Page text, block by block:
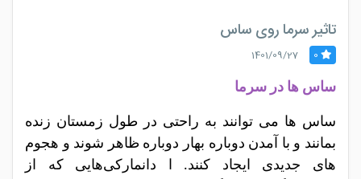
تاثیر سرما روی ساس
0
1401/09/27
ساس ها در سرما
ساس ها می توانند به راحتی در طول زمستان زنده
بمانند و با آمدن دوباره بهار دوباره ظاهر شوند و هجوم
های جدیدی ایجاد کنند. ا دانمارکی‌هایی که از